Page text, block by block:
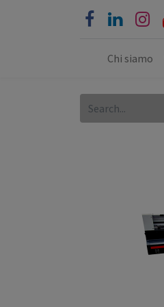
Chi siamo